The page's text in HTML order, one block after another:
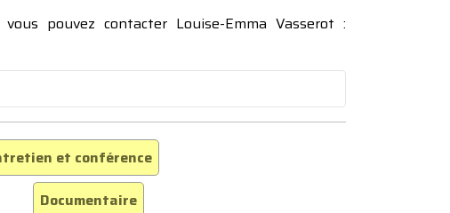
pouvez contacter Louise-Emma Vasserot :
et conférence
Documentaire